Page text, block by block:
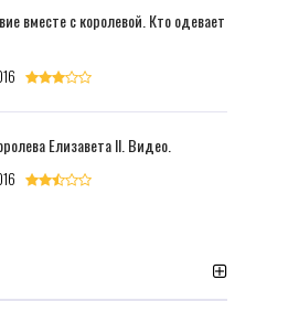
вместе с королевой. Кто одевает
Елизавета II. Видео.